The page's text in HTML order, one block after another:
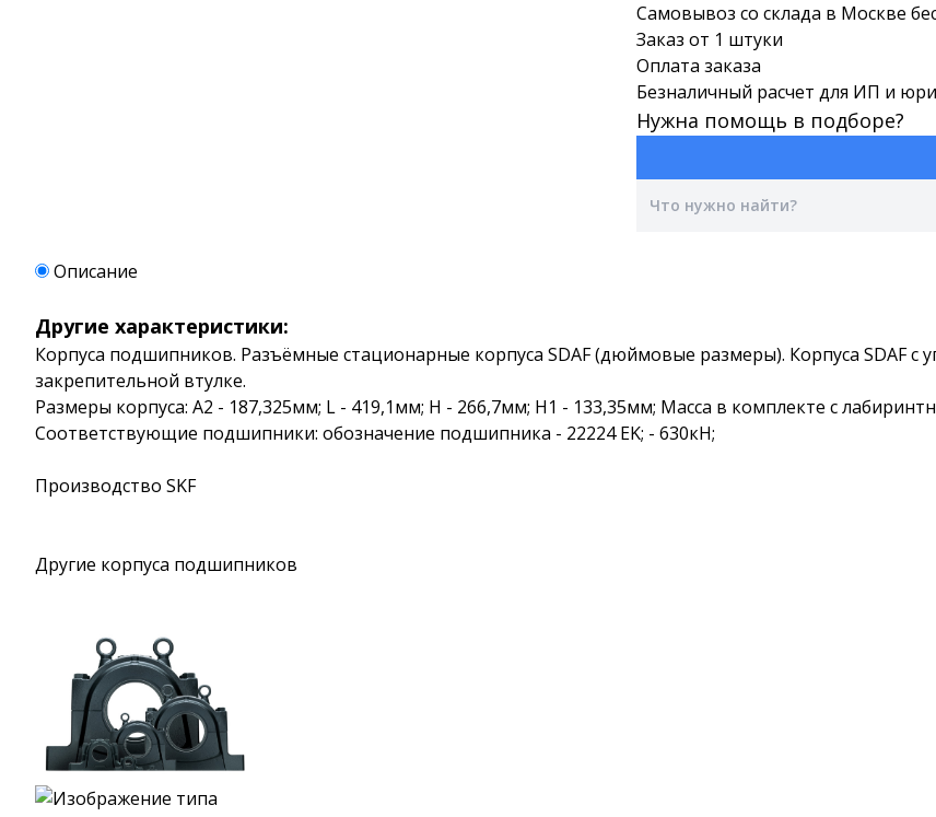
Самовывоз со склада в Москве
Заказ от 1 штуки
Оплата заказа
Безналичный расчет для ИП и
Нужна помощь в подборе?
Описание
Другие характеристики:
Корпуса подшипников. Разъёмные стационарные корпуса SDAF (дюймовые размеры). Корпуса SDAF
закрепительной втулке.
Размеры корпуса: A2 - 187,325мм; L - 419,1мм; H - 266,7мм; H1 - 133,35мм; Масса в комплекте с
Соответствующие подшипники: обозначение подшипника - 22224 EK; - 630кН;
Производство SKF
Другие корпуса подшипников